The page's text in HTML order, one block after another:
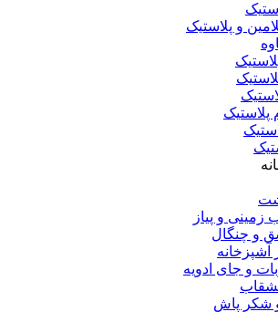
و پلاستیک
پلاستیک
و پیاز
و چنگال
آشپزخانه
و جای ادویه
شکر پاش